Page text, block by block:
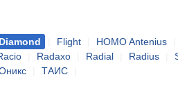
Diamond Flight HOMO Antenius
Radaxo Radial Radius
ТАИС